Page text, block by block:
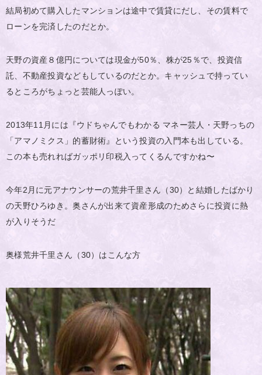
結局初めて購入したマンションは途中で賃貸にだし、その賃料で
ローンを完済したのだとか。
天野の資産８億円については現金が50％、株が25％で、投資信
託、不動産投資などもしているのだとか。キャッシュで持ってい
るところがちょっと芸能人っぽい。
2013年11月には『ウドちゃんでもわかる マネー芸人・天野っちの
「アマノミクス」的蓄財術』という投資の入門本も出している。
この本も売れればガッポリ印税入ってくるんですかね〜
今年2月に元アナウンサーの荒井千里さん（30）と結婚したばかり
の天野ひろゆき。奥さんが出来て資産形成のためさらに投資に熱
が入りそうだ
奥様荒井千里さん（30）はこんな方